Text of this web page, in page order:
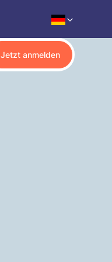
Jetzt anmelden